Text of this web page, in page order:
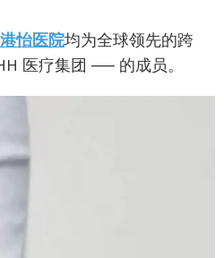
港怡医院均为全球领先的跨
医疗集团 ── 的成员。